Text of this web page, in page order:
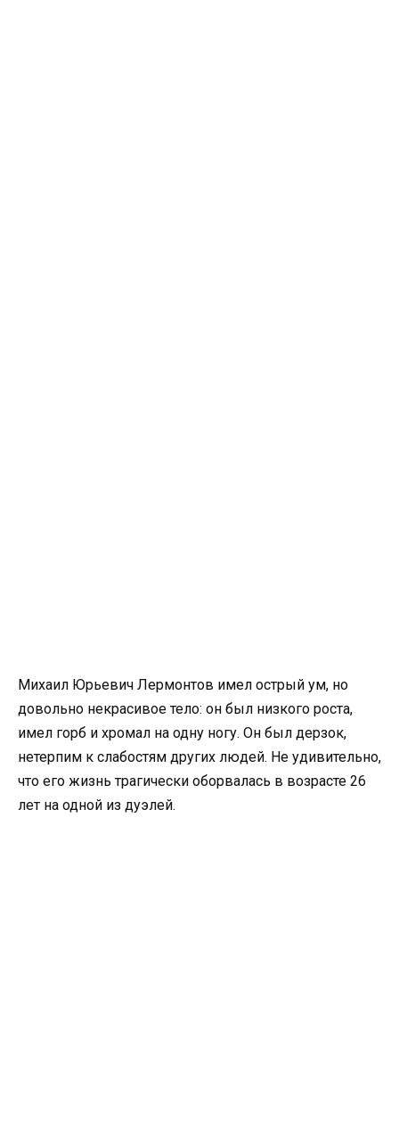
Михаил Юрьевич Лермонтов имел острый ум, но
довольно некрасивое тело: он был низкого роста,
имел горб и хромал на одну ногу. Он был дерзок,
нетерпим к слабостям других людей. Не удивительно,
что его жизнь трагически оборвалась в возрасте 26
лет на одной из дуэлей.